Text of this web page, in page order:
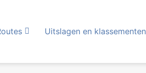
Uitslagen en klassementen